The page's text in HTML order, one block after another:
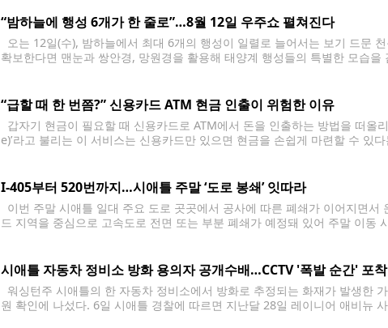
“밤하늘에 행성 6개가 한 줄로”…8월 12일 우주쇼 펼쳐진다
오는 12일(수), 밤하늘에서 최대 6개의 행성이 일렬로 늘어서는 보기 드문
확보한다면 맨눈과 쌍안경, 망원경을 활용해 태양계 행성들의 특별한 모습
“급할 때 한 번쯤?” 신용카드 ATM 현금 인출이 위험한 이유
갑자기 현금이 필요할 때 신용카드로 ATM에서 돈을 인출하는 방법을 떠올
e)’라고 불리는 이 서비스는 신용카드만 있으면 현금을 손쉽게 마련할 수 있
I-405부터 520번까지…시애틀 주말 ‘도로 봉쇄’ 잇따라
이번 주말 시애틀 일대 주요 도로 곳곳에서 공사에 따른 폐쇄가 이어지면
드 지역을 중심으로 고속도로 전면 또는 부분 폐쇄가 예정돼 있어 주말 이동
시애틀 자동차 정비소 방화 용의자 공개수배…CCTV '폭발 순간' 포착
워싱턴주 시애틀의 한 자동차 정비소에서 방화로 추정되는 화재가 발생한
원 확인에 나섰다. 6일 시애틀 경찰에 따르면 지난달 28일 레이니어 애비뉴